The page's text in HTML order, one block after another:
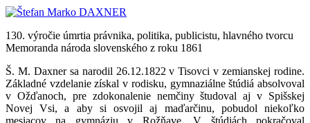
130. výročie úmrtia právnika, politika, publicistu, hlavného tvorcu
Memoranda národa slovenského z roku 1861
Š. M. Daxner sa narodil 26.12.1822 v Tisovci v zemianskej rodine.
Základné vzdelanie získal v rodisku, gymnaziálne štúdiá absolvoval
v Ožďanoch, pre zdokonalenie nemčiny študoval aj v Spišskej
Novej Vsi, a aby si osvojil aj maďarčinu, pobudol niekoľko
mesiacov na gymnáziu v Rožňave. V štúdiách pokračoval